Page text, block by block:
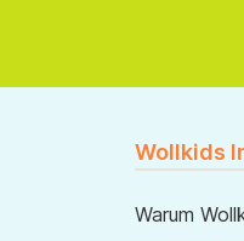
Wollkids
Warum